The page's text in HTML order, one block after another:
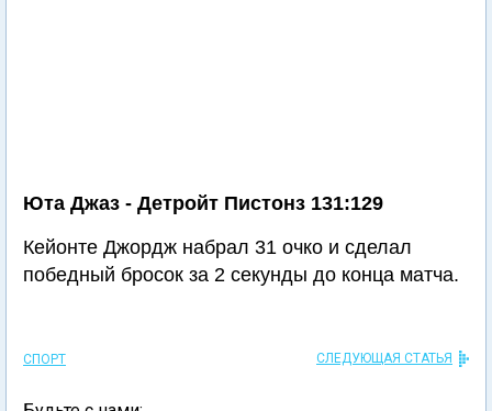
Юта Джаз - Детройт Пистонз 131:129
Кейонте Джордж набрал 31 очко и сделал
победный бросок за 2 секунды до конца матча.
СПОРТ СЛЕДУЮЩАЯ СТАТЬЯ